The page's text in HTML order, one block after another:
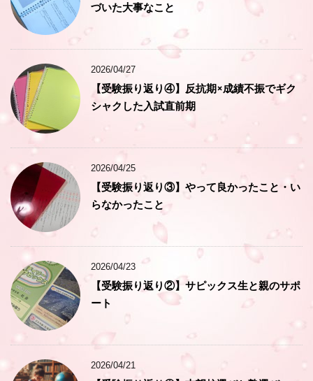
づいた大事なこと
2026/04/27
【受験振り返り④】反抗期×成績不振でギク
シャクした入試直前期
2026/04/25
【受験振り返り③】やって良かったこと・い
らなかったこと
2026/04/23
【受験振り返り②】サピックス生と親のサポ
ート
2026/04/21